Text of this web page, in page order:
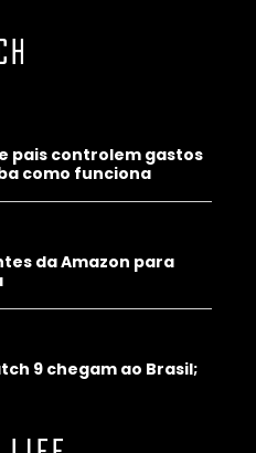
pais controlem gastos
como funciona
da Amazon para
9 chegam ao Brasil;